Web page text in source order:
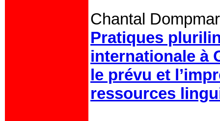
Chantal
Pratiques
internationale à
le prévu et
ressources